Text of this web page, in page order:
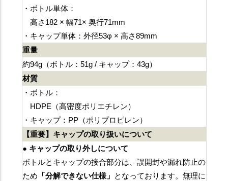
・ボトル単体：
高さ182 × 幅71× 奥行71mm
・キャップ単体：外径53φ × 高さ89mm
重量
約94g（ボトル：51g / キャップ：43g）
材質
・ボトル：
HDPE（高密度ポリエチレン）
・キャップ：PP（ポリプロピレン）
【重要】キャップの取り扱いについて
● キャップの取り外しについて
ボトルとキャップの接合部分は、誤開封や漏れ防止の
ため 「分解できない仕様」 となっております。無理に